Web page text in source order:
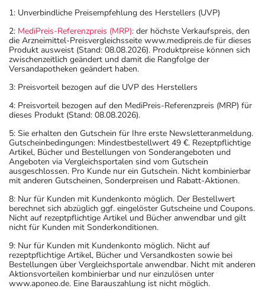
1: Unverbindliche Preisempfehlung des Herstellers (UVP)
2: MediPreis-Referenzpreis (MRP): der höchste Verkaufspreis, den
die Arzneimittel-Preisvergleichsseite www.medipreis.de für dieses
Produkt ausweist (Stand: 08.08.2026). Produktpreise können sich
zwischenzeitlich geändert und damit die Rangfolge der
Versandapotheken geändert haben.
3: Preisvorteil bezogen auf die UVP des Herstellers
4: Preisvorteil bezogen auf den MediPreis-Referenzpreis (MRP) für
dieses Produkt (Stand: 08.08.2026).
5: Sie erhalten den Gutschein für Ihre erste Newsletteranmeldung.
Gutscheinbedingungen: Mindestbestellwert 49 €. Rezeptpflichtige
Artikel, Bücher und Bestellungen von Sonderangeboten und
Angeboten via Vergleichsportalen sind vom Gutschein
ausgeschlossen. Pro Kunde nur ein Gutschein. Nicht kombinierbar
mit anderen Gutscheinen, Sonderpreisen und Rabatt-Aktionen.
8: Nur für Kunden mit Kundenkonto möglich. Der Bestellwert
berechnet sich abzüglich ggf. eingelöster Gutscheine und Coupons.
Nicht auf rezeptpflichtige Artikel und Bücher anwendbar und gilt
nicht für Kunden mit Sonderkonditionen.
9: Nur für Kunden mit Kundenkonto möglich. Nicht auf
rezeptpflichtige Artikel, Bücher und Versandkosten sowie bei
Bestellungen über Vergleichsportale anwendbar. Nicht mit anderen
Aktionsvorteilen kombinierbar und nur einzulösen unter
www.aponeo.de. Eine Barauszahlung ist nicht möglich.